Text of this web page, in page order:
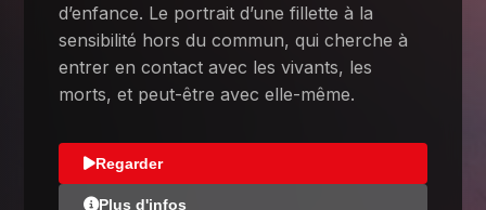
d’enfance. Le portrait d’une fillette à la
sensibilité hors du commun, qui cherche à
entrer en contact avec les vivants, les
morts, et peut-être avec elle-même.
Regarder
Plus d'infos